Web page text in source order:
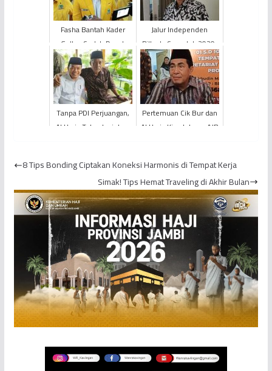
Fasha Bantah Kader
Golkar Sudah Dapat
Restu Maju Pilgub
Jalur Independen
Pilkada Serentak 2020,
KPU: Sudah Ada Yang
Melirik
Tanpa PDI Perjuangan,
Al Haris Tetap Inginkan
Pertemuan Cik Bur dan
Al Haris Kian Intens, AJB
8 Tips Bonding Ciptakan Koneksi Harmonis di Tempat Kerja
Simak! Tips Hemat Traveling di Akhir Bulan